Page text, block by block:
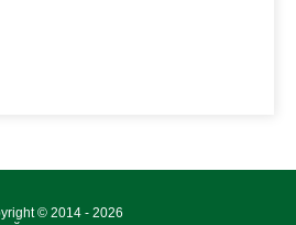
© 2014 - 2026